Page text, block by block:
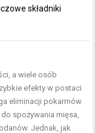
składniki
a wiele osób
efekty w postaci
eliminacji pokarmów
spożywania mięsa,
Jednak, jak